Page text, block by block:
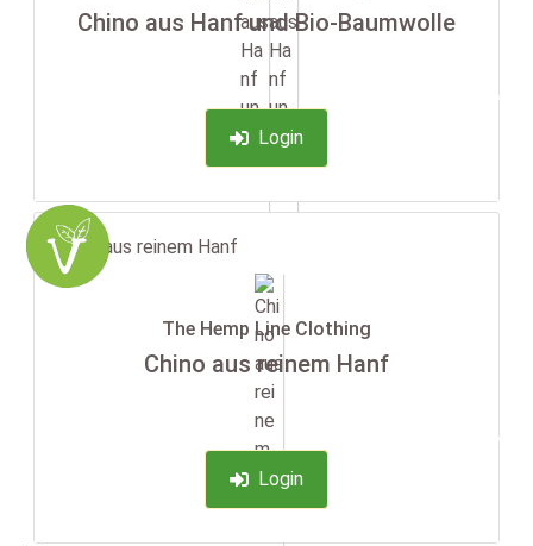
Chino aus Hanf und Bio-Baumwolle
Login
-35%
The Hemp Line Clothing
Chino aus reinem Hanf
Login
-35%